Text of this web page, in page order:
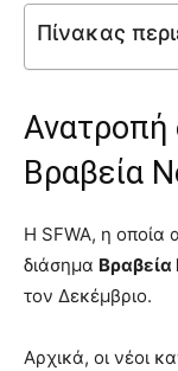
Πίνακας
Ανατροπή
Βραβεία
Η SFWA, η οποία
διάσημα Βραβεία
τον Δεκέμβριο.
Αρχικά, οι νέοι